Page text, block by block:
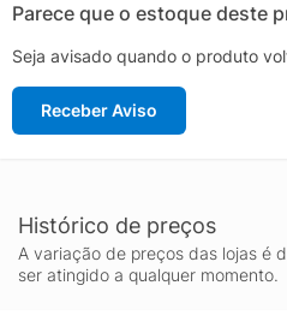
Parece que o estoque deste
Seja avisado quando o produto
Receber Aviso
Histórico de preços
A variação de preços das lojas é
ser atingido a qualquer momento.